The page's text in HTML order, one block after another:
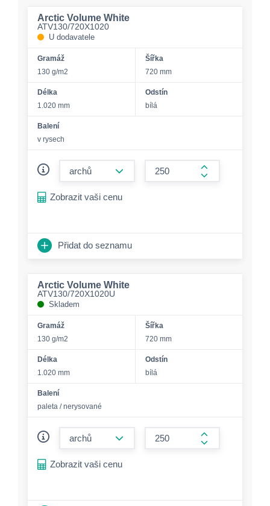
Arctic Volume White
ATV130/720X1020
U dodavatele
Gramáž
130 g/m2
Šířka
720 mm
Délka
1.020 mm
Odstín
bílá
Balení
v rysech
form.increase-
Zobrazit vaši cenu
Přidat do seznamu
Arctic Volume White
ATV130/720X1020U
Skladem
Gramáž
130 g/m2
Šířka
720 mm
Délka
1.020 mm
Odstín
bílá
Balení
paleta / nerysované
form.increase-
Zobrazit vaši cenu